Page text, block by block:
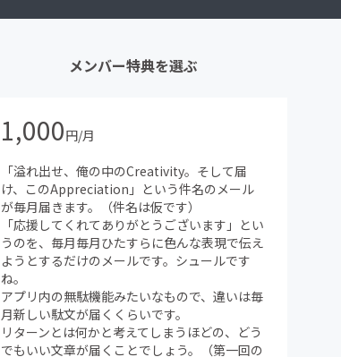
メンバー特典を選ぶ
1,000円/月
「溢れ出せ、俺の中のCreativity。そして届
け、このAppreciation」という件名のメール
が毎月届きます。（件名は仮です）
「応援してくれてありがとうございます」とい
うのを、毎月毎月ひたすらに色んな表現で伝え
ようとするだけのメールです。シュールです
ね。
アプリ内の無駄機能みたいなもので、違いは毎
月新しい駄文が届くくらいです。
リターンとは何かと考えてしまうほどの、どう
でもいい文章が届くことでしょう。（第一回の